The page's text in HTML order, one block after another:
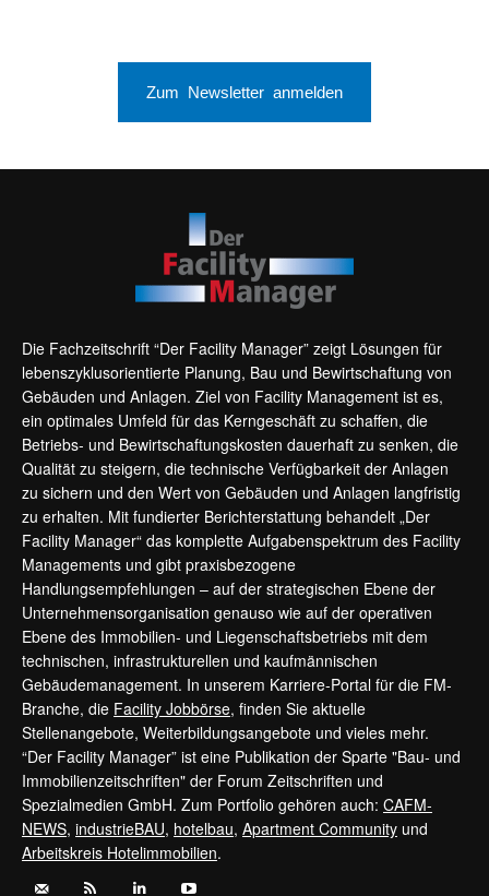
Zum Newsletter anmelden
Die Fachzeitschrift “Der Facility Manager” zeigt Lösungen für
lebenszyklusorientierte Planung, Bau und Bewirtschaftung von
Gebäuden und Anlagen. Ziel von Facility Management ist es,
ein optimales Umfeld für das Kerngeschäft zu schaffen, die
Betriebs- und Bewirtschaftungskosten dauerhaft zu senken, die
Qualität zu steigern, die technische Verfügbarkeit der Anlagen
zu sichern und den Wert von Gebäuden und Anlagen langfristig
zu erhalten. Mit fundierter Berichterstattung behandelt „Der
Facility Manager“ das komplette Aufgabenspektrum des Facility
Managements und gibt praxisbezogene
Handlungsempfehlungen – auf der strategischen Ebene der
Unternehmensorganisation genauso wie auf der operativen
Ebene des Immobilien- und Liegenschaftsbetriebs mit dem
technischen, infrastrukturellen und kaufmännischen
Gebäudemanagement. In unserem Karriere-Portal für die FM-
Branche, die Facility Jobbörse, finden Sie aktuelle
Stellenangebote, Weiterbildungsangebote und vieles mehr.
“Der Facility Manager” ist eine Publikation der Sparte "Bau- und
Immobilienzeitschriften" der Forum Zeitschriften und
Spezialmedien GmbH. Zum Portfolio gehören auch: CAFM-
NEWS, industrieBAU, hotelbau, Apartment Community und
Arbeitskreis Hotelimmobilien.